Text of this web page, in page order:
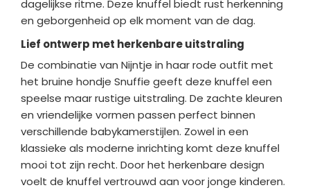
dagelijkse ritme. Deze knuffel biedt rust herkenning
en geborgenheid op elk moment van de dag.
Lief ontwerp met herkenbare uitstraling
De combinatie van Nijntje in haar rode outfit met
het bruine hondje Snuffie geeft deze knuffel een
speelse maar rustige uitstraling. De zachte kleuren
en vriendelijke vormen passen perfect binnen
verschillende babykamerstijlen. Zowel in een
klassieke als moderne inrichting komt deze knuffel
mooi tot zijn recht. Door het herkenbare design
voelt de knuffel vertrouwd aan voor jonge kinderen.